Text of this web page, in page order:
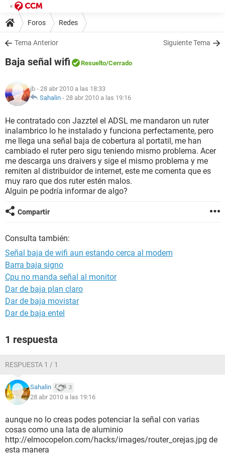
Foros Redes
Tema Anterior Siguiente Tema
Baja señal wifi Resuelto/Cerrado
jb - 28 abr 2010 a las 18:33
Sahalin - 28 abr 2010 a las 19:16
He contratado con Jazztel el ADSL me mandaron un ruter
inalambrico lo he instalado y funciona perfectamente, pero
me llega una señal baja de cobertura al portatil, me han
cambiado el ruter pero sigu teniendo mismo problema. Acer
me descarga uns draivers y sige el mismo problema y me
remiten al distribuidor de internet, este me comenta que es
muy raro que dos ruter estén malos.
Alguin pe podría informar de algo?
Compartir
Consulta también:
Señal baja de wifi aun estando cerca al modem
Barra baja signo
Cpu no manda señal al monitor
Dar de baja plan claro
Dar de baja movistar
Dar de baja entel
1 respuesta
RESPUESTA 1 / 1
Sahalin 3
28 abr 2010 a las 19:16
aunque no lo creas podes potenciar la señal con varias
cosas como una lata de aluminio
http://elmocopelon.com/hacks/images/router_orejas.jpg de
esta manera